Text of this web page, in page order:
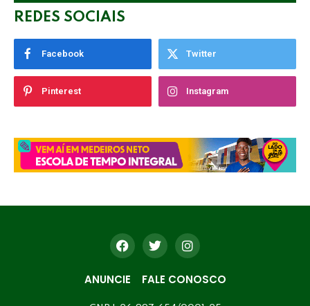
REDES SOCIAIS
Facebook Twitter
Pinterest Instagram
ANUNCIE FALE CONOSCO